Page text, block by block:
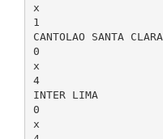
x
1
CANTOLAO SANTA CLARA
0
x
4
INTER LIMA
0
x